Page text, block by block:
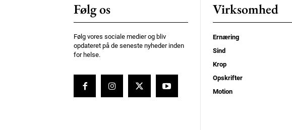
Følg os
Følg vores sociale medier og bliv
opdateret på de seneste nyheder inden
for helse.
Virksomhed
Ernæring
Sind
Krop
Opskrifter
Motion